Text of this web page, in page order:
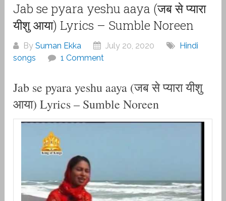
Jab se pyara yeshu aaya (जब से प्यारा
यीशु आया) Lyrics – Sumble Noreen
BySuman Ekka July 20, 2020
Hindi
songs
1 Comment
Jab se pyara yeshu aaya (जब से प्यारा यीशु
आया) Lyrics – Sumble Noreen